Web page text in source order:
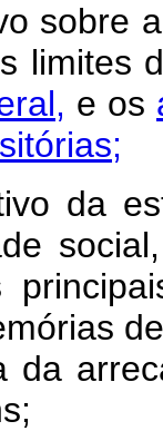
sobre
limites
e os
da
da